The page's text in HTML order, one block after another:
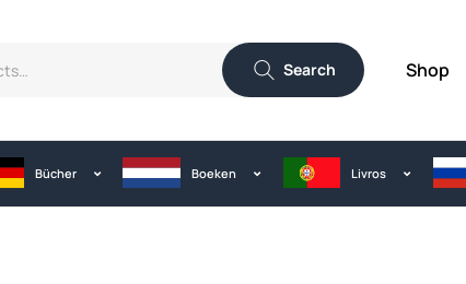
Search Shop
Bücher Boeken Livros